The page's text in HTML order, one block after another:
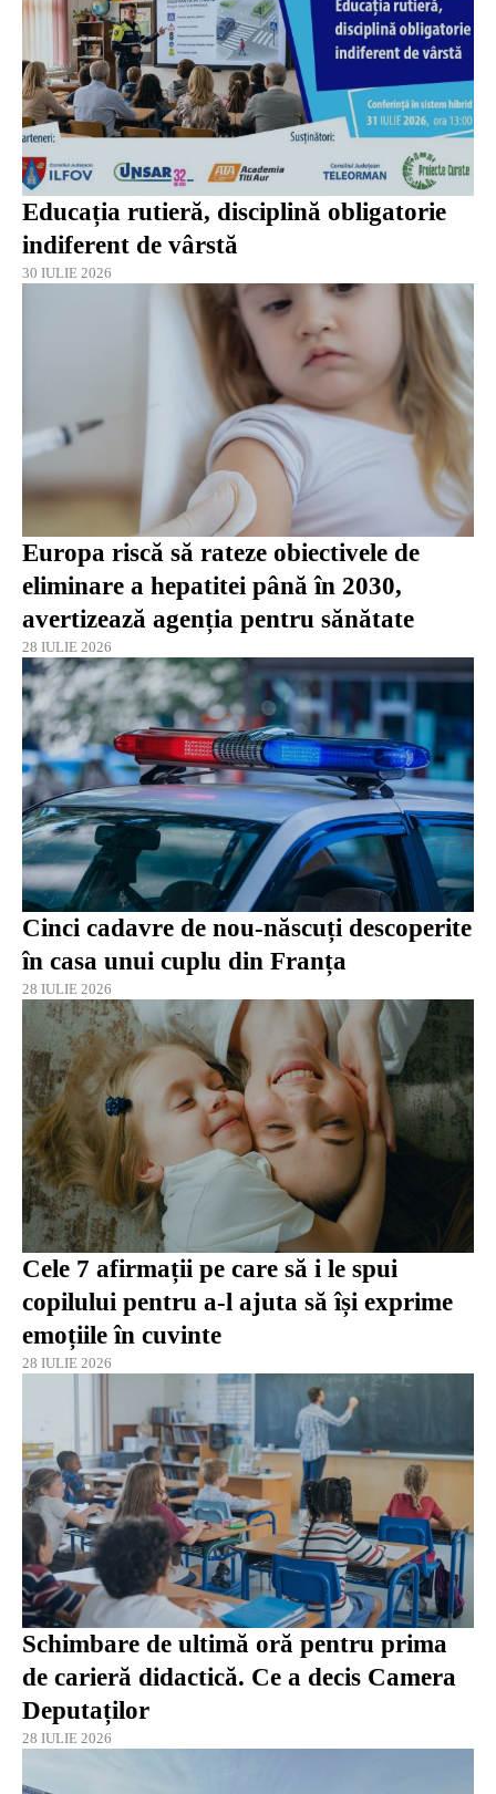
Educația rutieră, disciplină obligatorie
indiferent de vârstă
30 IULIE 2026
Europa riscă să rateze obiectivele de
eliminare a hepatitei până în 2030,
avertizează agenția pentru sănătate
28 IULIE 2026
Cinci cadavre de nou-născuți descoperite
în casa unui cuplu din Franța
28 IULIE 2026
Cele 7 afirmații pe care să i le spui
copilului pentru a-l ajuta să își exprime
emoțiile în cuvinte
28 IULIE 2026
Schimbare de ultimă oră pentru prima
de carieră didactică. Ce a decis Camera
Deputaților
28 IULIE 2026